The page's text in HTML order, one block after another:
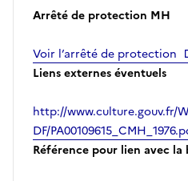
Arrêté de protection MH
Voir l’arrêté de protection
Liens externes éventuels
http://www.culture.gouv.fr/
DF/
Référence pour lien avec la